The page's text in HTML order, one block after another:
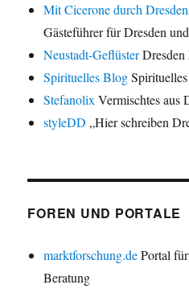
Mit Cicerone durch Dresden
Gästeführer für Dresden
Neustadt-GeflüsterDresden
Spirituelles Blog
Stefanolix Vermischtes aus
styleDD „Hier schreiben
FOREN UND PORTALE
marktforschung.dePortal
Beratung